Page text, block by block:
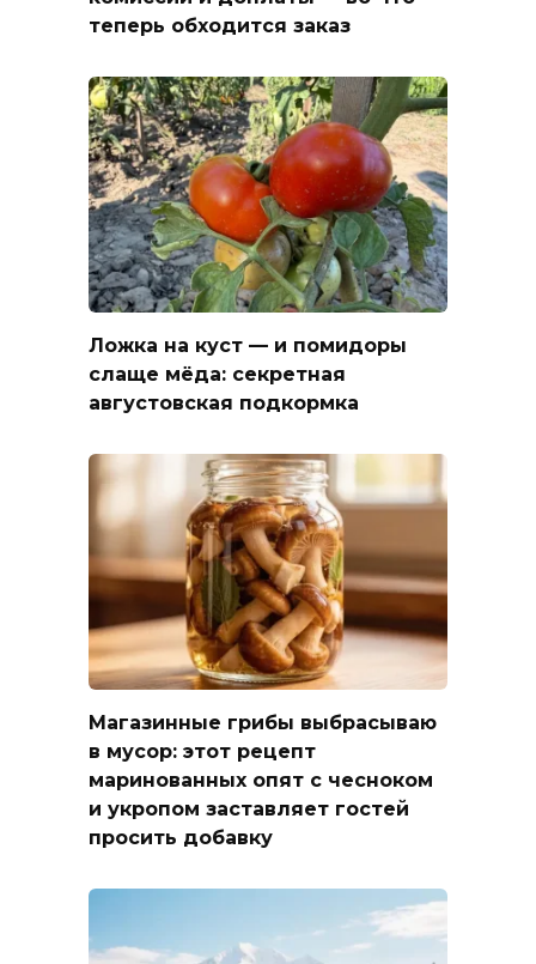
теперь обходится заказ
Ложка на куст — и помидоры
слаще мёда: секретная
августовская подкормка
Магазинные грибы выбрасываю
в мусор: этот рецепт
маринованных опят с чесноком
и укропом заставляет гостей
просить добавку